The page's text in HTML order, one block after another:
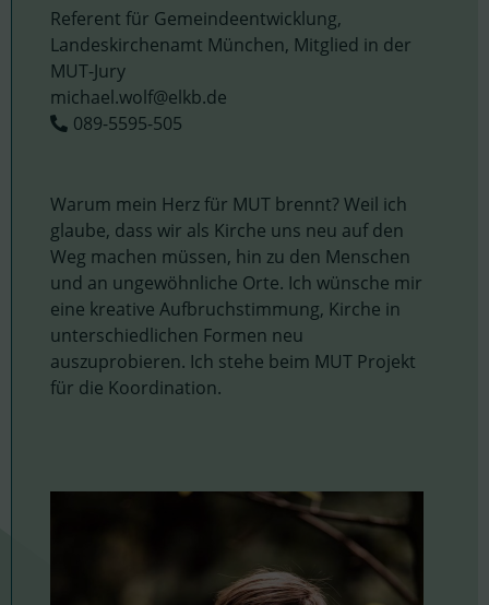
Referent für Gemeindeentwicklung,
Landeskirchenamt München, Mitglied in der
MUT-Jury
michael.wolf@elkb.de
089-5595-505
Warum mein Herz für MUT brennt? Weil ich
glaube, dass wir als Kirche uns neu auf den
Weg machen müssen, hin zu den Menschen
und an ungewöhnliche Orte. Ich wünsche mir
eine kreative Aufbruchstimmung, Kirche in
unterschiedlichen Formen neu
auszuprobieren. Ich stehe beim MUT Projekt
für die Koordination.